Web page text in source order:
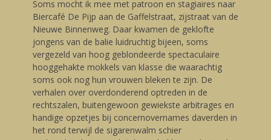
Soms mocht ik mee met patroon en stagiaires naar
Biercafé De Pijp aan de Gaffelstraat, zijstraat van de
Nieuwe Binnenweg. Daar kwamen de geklofte
jongens van de balie luidruchtig bijeen, soms
vergezeld van hoog geblondeerde spectaculaire
hooggehakte mokkels van klasse die waarachtig
soms ook nog hun vrouwen bleken te zijn. De
verhalen over overdonderend optreden in de
rechtszalen, buitengewoon gewiekste arbitrages en
handige opzetjes bij concernovernames daverden in
het rond terwijl de sigarenwalm schier